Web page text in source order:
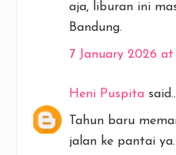
aja, liburan ini
Bandung.
7 January 2026 at
Heni Puspita
Tahun baru
jalan ke pantai